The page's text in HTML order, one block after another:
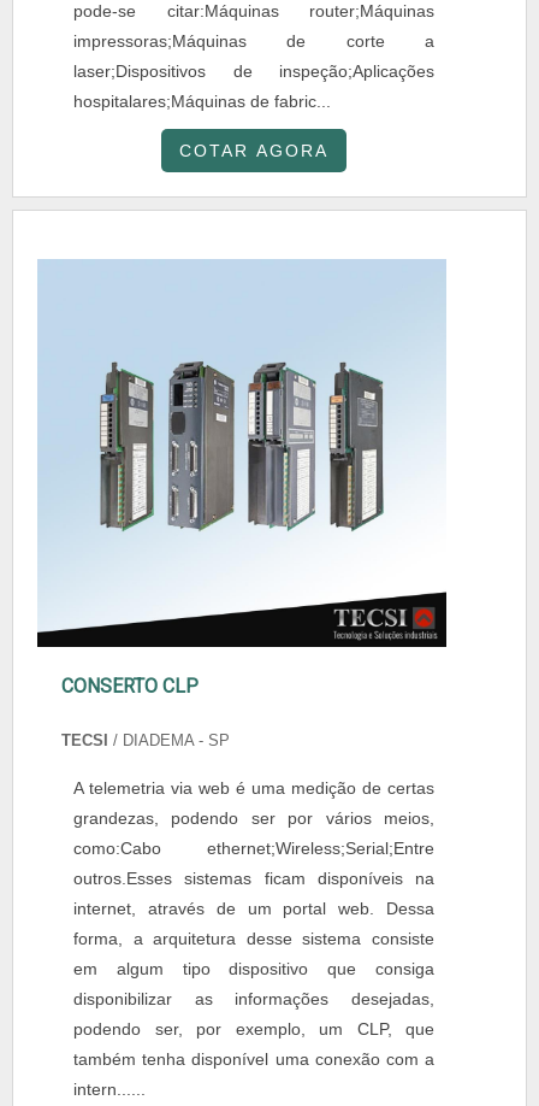
pode-se citar:Máquinas router;Máquinas
impressoras;Máquinas de corte a
laser;Dispositivos de inspeção;Aplicações
hospitalares;Máquinas de fabric...
COTAR AGORA
CONSERTO CLP
TECSI / DIADEMA - SP
A telemetria via web é uma medição de certas
grandezas, podendo ser por vários meios,
como:Cabo ethernet;Wireless;Serial;Entre
outros.Esses sistemas ficam disponíveis na
internet, através de um portal web. Dessa
forma, a arquitetura desse sistema consiste
em algum tipo dispositivo que consiga
disponibilizar as informações desejadas,
podendo ser, por exemplo, um CLP, que
também tenha disponível uma conexão com a
intern......